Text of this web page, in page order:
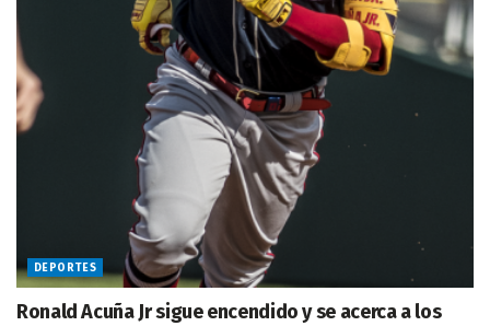
DEPORTES
Ronald Acuña Jr sigue encendido y se acerca a los